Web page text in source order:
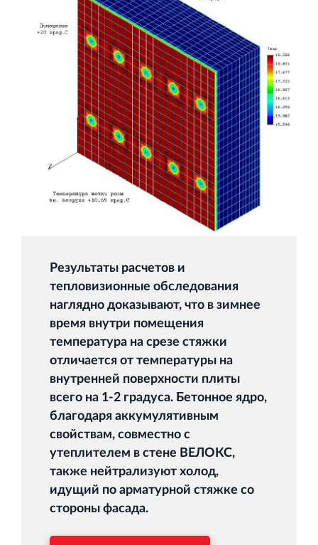
Результаты расчетов и
тепловизионные обследования
наглядно доказывают, что в зимнее
время внутри помещения
температура на срезе стяжки
отличается от температуры на
внутренней поверхности плиты
всего на 1-2 градуса. Бетонное ядро,
благодаря аккумулятивным
свойствам, совместно с
утеплителем в стене ВЕЛОКС,
также нейтрализуют холод,
идущий по арматурной стяжке со
стороны фасада.